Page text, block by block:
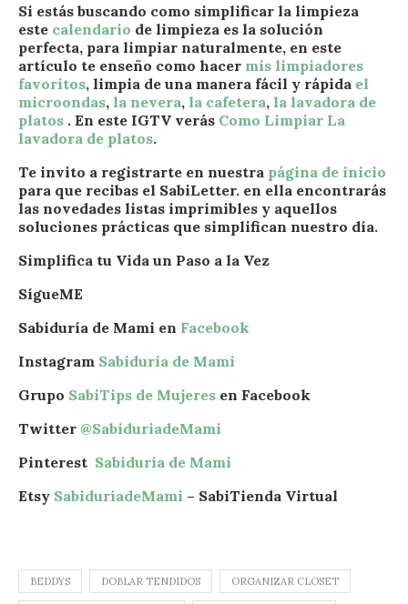
Si estás buscando como simplificar la limpieza
este calendario de limpieza es la solución
perfecta, para limpiar naturalmente, en este
artículo te enseño como hacer mis limpiadores
favoritos, limpia de una manera fácil y rápida el
microondas, la nevera, la cafetera, la lavadora de
platos . En este IGTV verás Como Limpiar La
lavadora de platos.
Te invito a registrarte en nuestra página de inicio
para que recibas el SabiLetter. en ella encontrarás
las novedades listas imprimibles y aquellos
soluciones prácticas que simplifican nuestro día.
Simplifica tu Vida un Paso a la Vez
SígueME
Sabiduría de Mami en Facebook
Instagram Sabiduría de Mami
Grupo SabiTips de Mujeres en Facebook
Twitter @SabiduriadeMami
Pinterest Sabiduría de Mami
Etsy SabiduríadeMami – SabiTienda Virtual
BEDDYS DOBLAR TENDIDOS ORGANIZAR CLOSET